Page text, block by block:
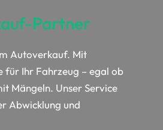
Partner
Autoverkauf. Mit
für Ihr Fahrzeug – egal ob
Mängeln. Unser Service
Abwicklung und